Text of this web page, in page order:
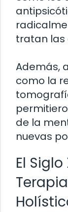
tratan las
Además,
como la
de la
nuevas
El